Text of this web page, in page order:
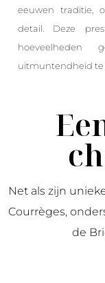
eeuwen traditie,
detail. Deze
uitmuntendheid te
Net als zijn
Courrèges,
de